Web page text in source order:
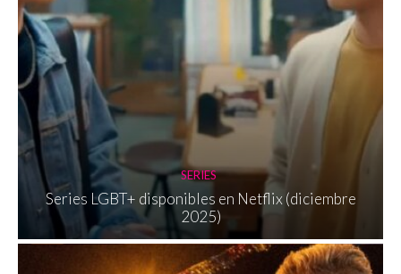
SERIES
Series LGBT+ disponibles en Netflix (diciembre
2025)